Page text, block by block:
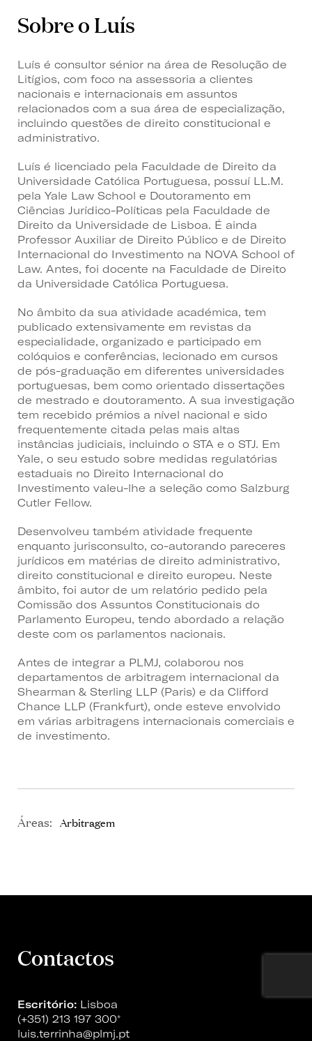
Sobre o Luís
Luís é consultor sénior na área de Resolução de
Litígios, com foco na assessoria a clientes
nacionais e internacionais em assuntos
relacionados com a sua área de especialização,
incluindo questões de direito constitucional e
administrativo.
Luís é licenciado pela Faculdade de Direito da
Universidade Católica Portuguesa, possuí LL.M.
pela Yale Law School e Doutoramento em
Ciências Jurídico-Políticas pela Faculdade de
Direito da Universidade de Lisboa. É ainda
Professor Auxiliar de Direito Público e de Direito
Internacional do Investimento na NOVA School of
Law. Antes, foi docente na Faculdade de Direito
da Universidade Católica Portuguesa.
No âmbito da sua atividade académica, tem
publicado extensivamente em revistas da
especialidade, organizado e participado em
colóquios e conferências, lecionado em cursos
de pós-graduação em diferentes universidades
portuguesas, bem como orientado dissertações
de mestrado e doutoramento. A sua investigação
tem recebido prémios a nível nacional e sido
frequentemente citada pelas mais altas
instâncias judiciais, incluindo o STA e o STJ. Em
Yale, o seu estudo sobre medidas regulatórias
estaduais no Direito Internacional do
Investimento valeu-lhe a seleção como Salzburg
Cutler Fellow.
Desenvolveu também atividade frequente
enquanto jurisconsulto, co-autorando pareceres
jurídicos em matérias de direito administrativo,
direito constitucional e direito europeu. Neste
âmbito, foi autor de um relatório pedido pela
Comissão dos Assuntos Constitucionais do
Parlamento Europeu, tendo abordado a relação
deste com os parlamentos nacionais.
Antes de integrar a PLMJ, colaborou nos
departamentos de arbitragem internacional da
Shearman & Sterling LLP (Paris) e da Clifford
Chance LLP (Frankfurt), onde esteve envolvido
em várias arbitragens internacionais comerciais e
de investimento.
Áreas: Arbitragem
Contactos
Escritório: Lisboa
(+351) 213 197 300*
luis.terrinha@plmj.pt